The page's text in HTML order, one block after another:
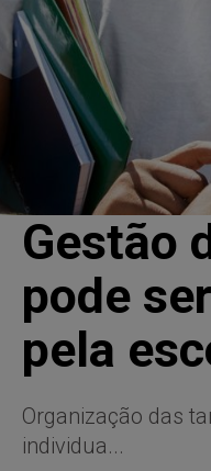
Gestão
pode
pela
Organização das
individua...